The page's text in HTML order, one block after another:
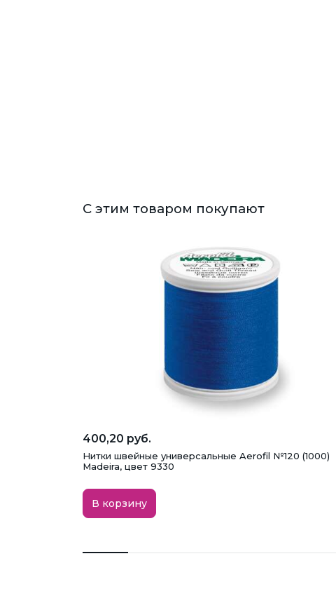
С этим товаром покупают
400,20 руб.
Нитки швейные универсальные Aerofil №120 (1000)
Madeira, цвет 9330
В корзину